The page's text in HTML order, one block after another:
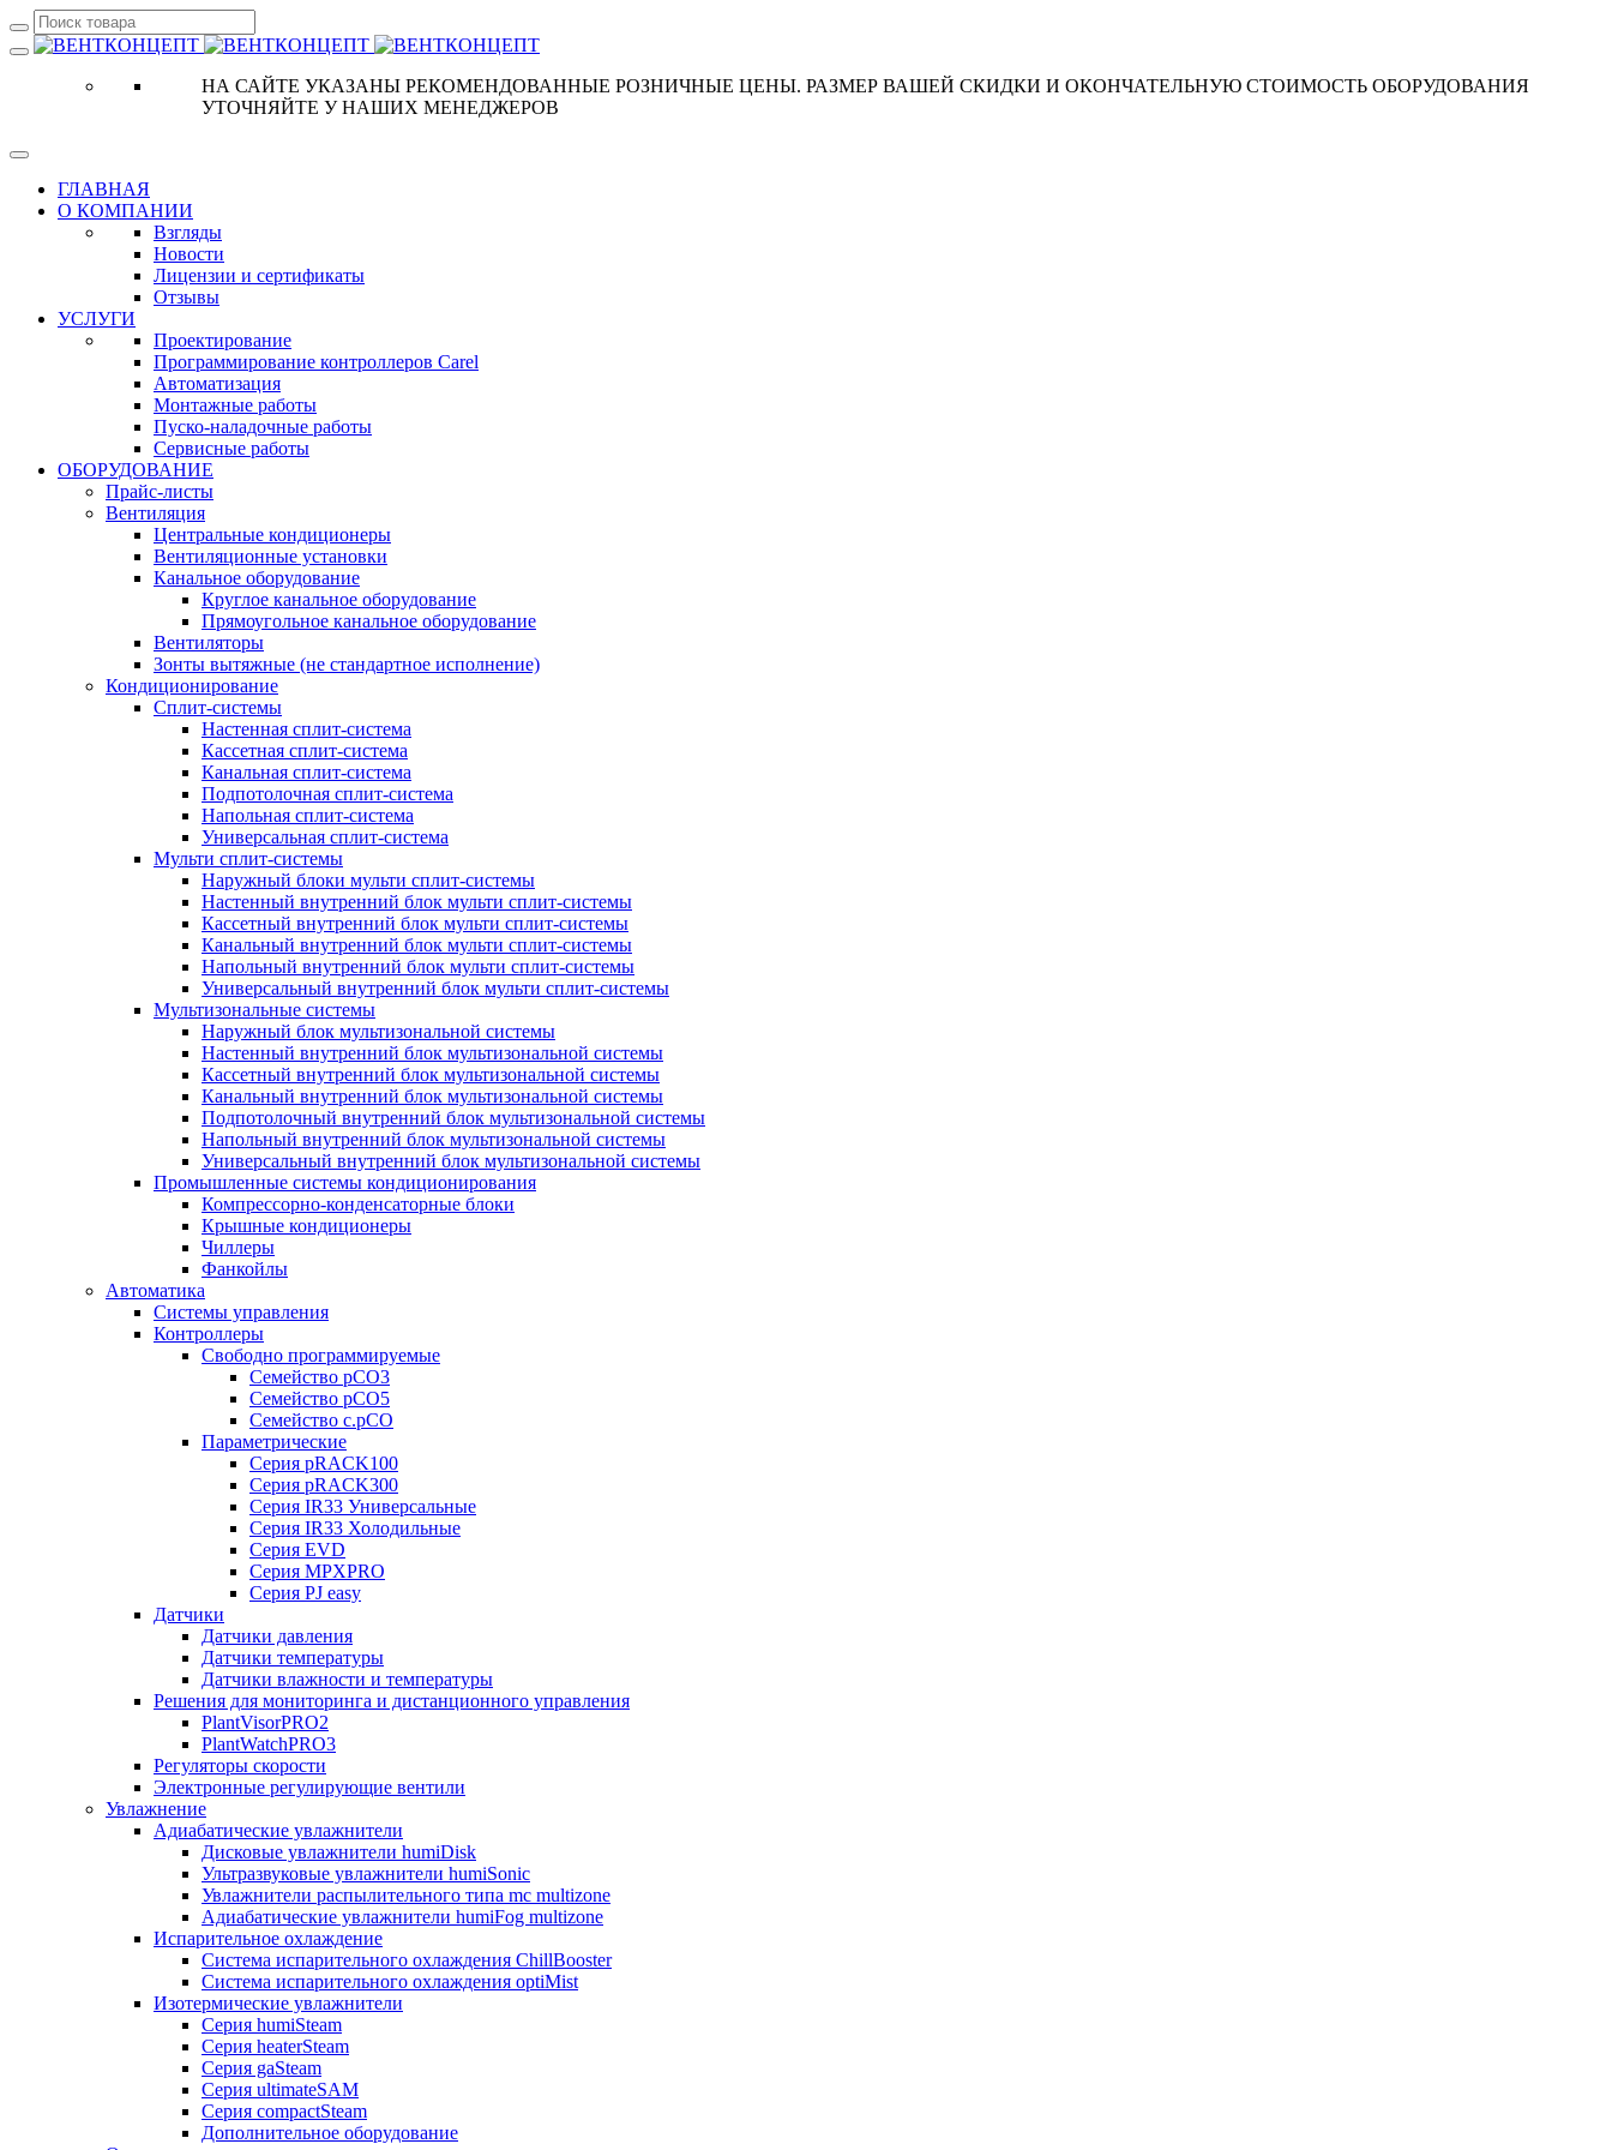
НА САЙТЕ УКАЗАНЫ РЕКОМЕНДОВАННЫЕ РОЗНИЧНЫЕ ЦЕНЫ. РАЗМЕР ВАШЕЙ СКИДКИ И ОКОНЧАТЕЛЬНУЮ СТОИМОСТЬ ОБОРУДОВАНИЯ
УТОЧНЯЙТЕ У НАШИХ МЕНЕДЖЕРОВ
ГЛАВНАЯ
О КОМПАНИИ
Взгляды
Новости
Лицензии и сертификаты
Отзывы
УСЛУГИ
Проектирование
Программирование контроллеров Carel
Автоматизация
Монтажные работы
Пуско-наладочные работы
Сервисные работы
ОБОРУДОВАНИЕ
Прайс-листы
Вентиляция
Центральные кондиционеры
Вентиляционные установки
Канальное оборудование
Круглое канальное оборудование
Прямоугольное канальное оборудование
Вентиляторы
Зонты вытяжные (не стандартное исполнение)
Кондиционирование
Сплит-системы
Настенная сплит-система
Кассетная сплит-система
Канальная сплит-система
Подпотолочная сплит-система
Напольная сплит-система
Универсальная сплит-система
Мульти сплит-системы
Наружный блоки мульти сплит-системы
Настенный внутренний блок мульти сплит-системы
Кассетный внутренний блок мульти сплит-системы
Канальный внутренний блок мульти сплит-системы
Напольный внутренний блок мульти сплит-системы
Универсальный внутренний блок мульти сплит-системы
Мультизональные системы
Наружный блок мультизональной системы
Настенный внутренний блок мультизональной системы
Кассетный внутренний блок мультизональной системы
Канальный внутренний блок мультизональной системы
Подпотолочный внутренний блок мультизональной системы
Напольный внутренний блок мультизональной системы
Универсальный внутренний блок мультизональной системы
Промышленные системы кондиционирования
Компрессорно-конденсаторные блоки
Крышные кондиционеры
Чиллеры
Фанкойлы
Автоматика
Системы управления
Контроллеры
Свободно программируемые
Семейство pCO3
Семейство pCO5
Семейство c.pCO
Параметрические
Серия pRACK100
Серия pRACK300
Серия IR33 Универсальные
Серия IR33 Холодильные
Серия EVD
Серия MPXPRO
Серия PJ easy
Датчики
Датчики давления
Датчики температуры
Датчики влажности и температуры
Решения для мониторинга и дистанционного управления
PlantVisorPRO2
PlantWatchPRO3
Регуляторы скорости
Электронные регулирующие вентили
Увлажнение
Адиабатические увлажнители
Дисковые увлажнители humiDisk
Ультразвуковые увлажнители humiSonic
Увлажнители распылительного типа mc multizone
Адиабатические увлажнители humiFog multizone
Испарительное охлаждение
Система испарительного охлаждения ChillBooster
Система испарительного охлаждения optiMist
Изотермические увлажнители
Серия humiSteam
Серия heaterSteam
Серия gaSteam
Серия ultimateSAM
Серия compactSteam
Дополнительное оборудование